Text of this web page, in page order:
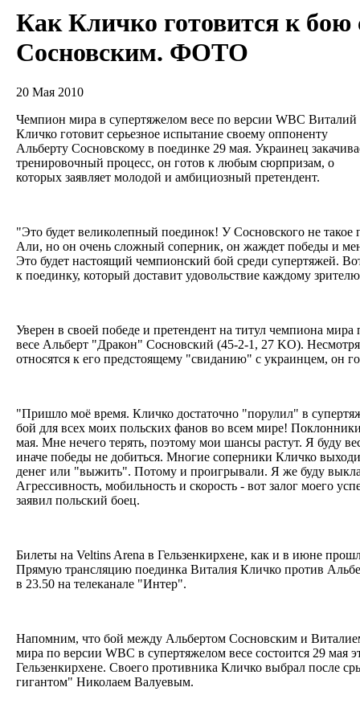
Как Кличко готовится к бою
Сосновским. ФОТО
20 Мая 2010
Чемпион мира в супертяжелом весе по версии WBC Виталий
Кличко готовит серьезное испытание своему оппоненту
Альберту Сосновскому в поединке 29 мая. Украинец
тренировочный процесс, он готов к любым сюрпризам, о
которых заявляет молодой и амбициозный претендент.
"Это будет великолепный поединок! У Сосновского не
Али, но он очень сложный соперник, он жаждет победы и
Это будет настоящий чемпионский бой среди супертяжей.
к поединку, который доставит удовольствие каждому
Уверен в своей победе и претендент на титул чемпиона
весе Альберт "Дракон" Сосновский (45-2-1, 27 KO).
относятся к его предстоящему "свиданию" с украинцем, он
"Пришло моё время. Кличко достаточно "порулил" в
бой для всех моих польских фанов во всем мире!
мая. Мне нечего терять, поэтому мои шансы растут. Я буду
иначе победы не добиться. Многие соперники Кличко
денег или "выжить". Потому и проигрывали. Я же буду
Агрессивность, мобильность и скорость - вот залог моего
заявил польский боец.
Билеты на Veltins Arena в Гельзенкирхене, как и в июне
Прямую трансляцию поединка Виталия Кличко против
в 23.50 на телеканале "Интер".
Напомним, что бой между Альбертом Сосновским и
мира по версии WBC в супертяжелом весе состоится 29 мая
Гельзенкирхене. Своего противника Кличко выбрал после
гигантом" Николаем Валуевым.